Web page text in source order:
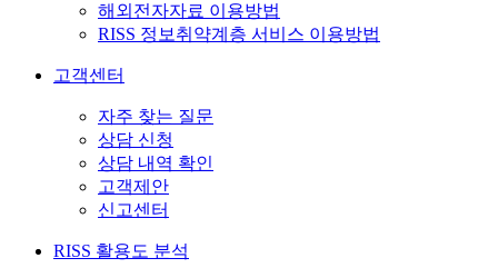
해외전자자료 이용방법
RISS 정보취약계층 서비스 이용방법
고객센터
자주 찾는 질문
상담 신청
상담 내역 확인
고객제안
신고센터
RISS 활용도 분석